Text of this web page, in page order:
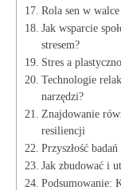
Rola sen w
Jak wsparcie
stresem?
Stres a
Technologie
narzędzi?
Znajdowanie
resiliencji
Przyszłość
Jak zbudować i
Podsumowanie: